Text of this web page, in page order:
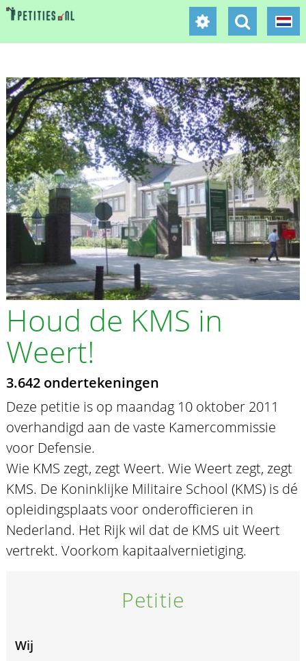
Houd de KMS in
Weert!
3.642 ondertekeningen
Deze petitie is op maandag 10 oktober 2011
overhandigd aan de vaste Kamercommissie
voor Defensie.
Wie KMS zegt, zegt Weert. Wie Weert zegt, zegt
KMS. De Koninklijke Militaire School (KMS) is dé
opleidingsplaats voor onderofficieren in
Nederland. Het Rijk wil dat de KMS uit Weert
vertrekt. Voorkom kapitaalvernietiging.
Petitie
Wij